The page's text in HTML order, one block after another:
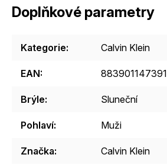
Doplňkové parametry
Kategorie: Calvin Klein
EAN: 883901147391
Brýle: Sluneční
Pohlaví: Muži
Značka: Calvin Klein